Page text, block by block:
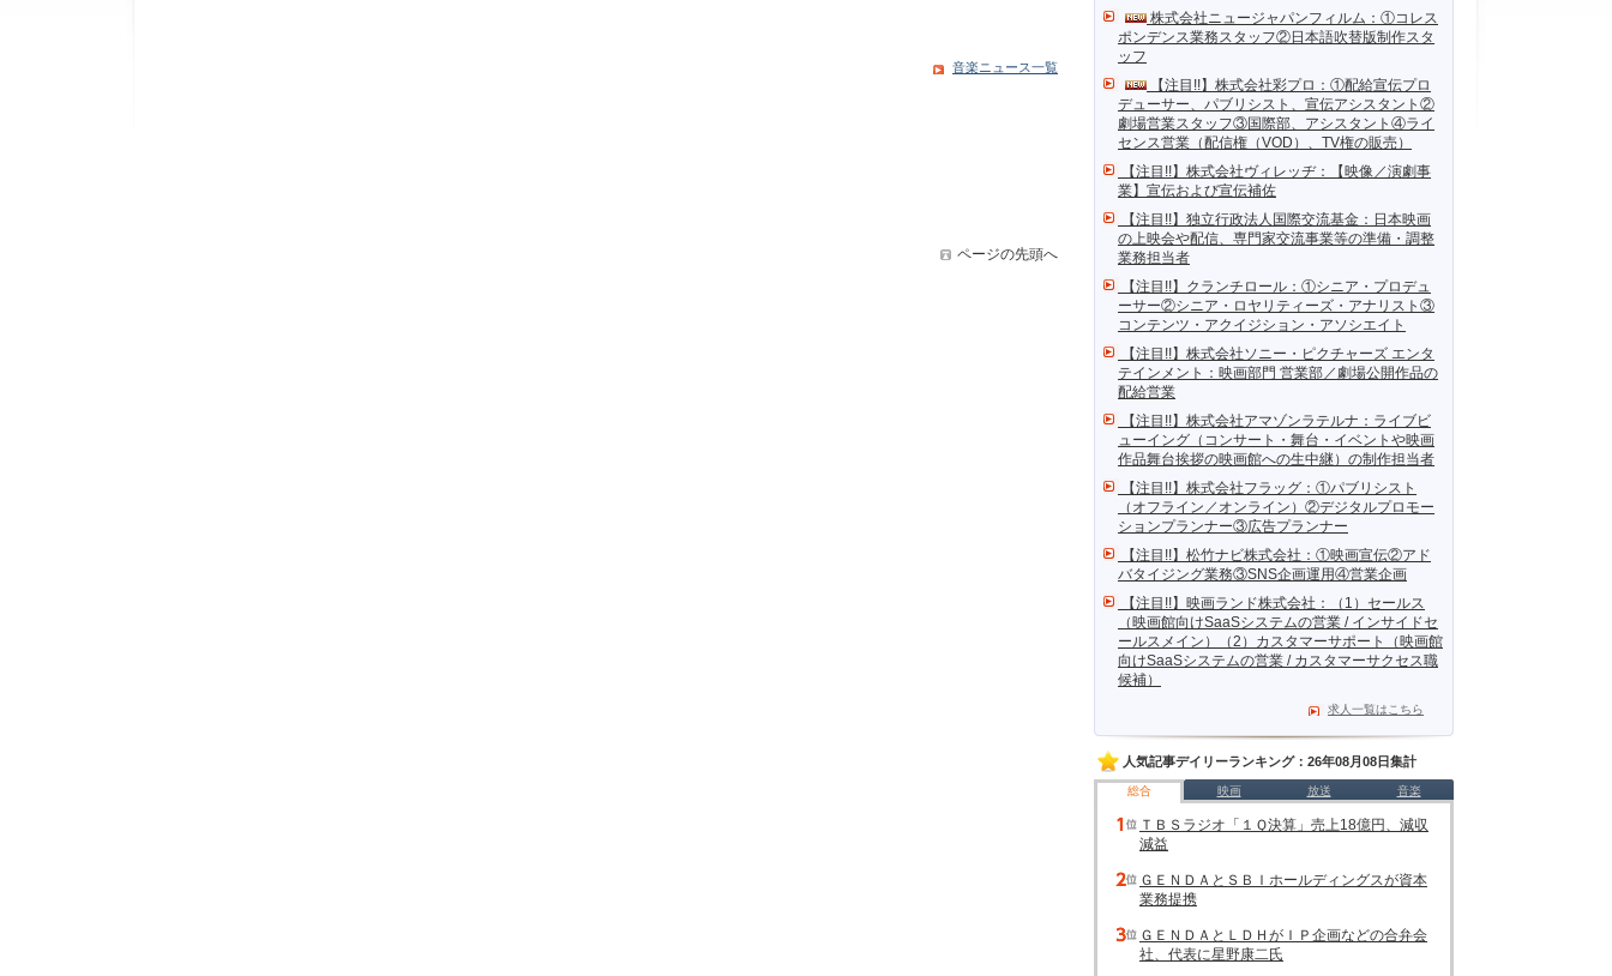
株式会社ニュージャパンフィルム：①コレス
ポンデンス業務スタッフ②日本語吹替版制作スタ
ッフ
【注目!!】株式会社彩プロ：①配給宣伝プロ
デューサー、パブリシスト、宣伝アシスタント②
劇場営業スタッフ③国際部、アシスタント④ライ
センス営業（配信権（VOD）、TV権の販売）
【注目!!】株式会社ヴィレッヂ：【映像／演劇事
業】宣伝および宣伝補佐
【注目!!】独立行政法人国際交流基金：日本映画
の上映会や配信、専門家交流事業等の準備・調整
業務担当者
【注目!!】クランチロール：①シニア・プロデュ
ーサー②シニア・ロヤリティーズ・アナリスト③
コンテンツ・アクイジション・アソシエイト
【注目!!】株式会社ソニー・ピクチャーズ エンタ
テインメント：映画部門 営業部／劇場公開作品の
配給営業
【注目!!】株式会社アマゾンラテルナ：ライブビ
ューイング（コンサート・舞台・イベントや映画
作品舞台挨拶の映画館への生中継）の制作担当者
【注目!!】株式会社フラッグ：①パブリシスト
（オフライン／オンライン）②デジタルプロモー
ションプランナー③広告プランナー
【注目!!】松竹ナビ株式会社：①映画宣伝②アド
バタイジング業務③SNS企画運用④営業企画
【注目!!】映画ランド株式会社：（1）セールス
（映画館向けSaaSシステムの営業 / インサイドセ
ールスメイン）（2）カスタマーサポート（映画館
向けSaaSシステムの営業 / カスタマーサクセス職
候補）
求人一覧はこちら
人気記事デイリーランキング：26年08月08日集計
総合 映画 放送 音楽
ＴＢＳラジオ「１Ｑ決算」売上18億円、減収
減益
ＧＥＮＤＡとＳＢＩホールディングスが資本
業務提携
ＧＥＮＤＡとＬＤＨがＩＰ企画などの合弁会
社、代表に星野康二氏
音楽ニュース一覧
ページの先頭へ